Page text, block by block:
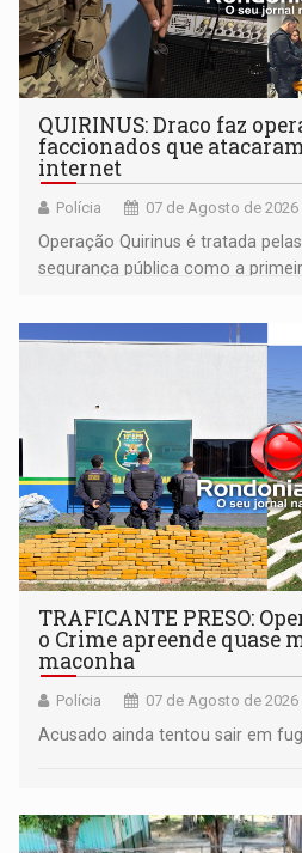
QUIRINUS: Draco faz
faccionados que
internet
Polícia 07 de Agosto de 2026
Operação Quirinus é tratada
segurança pública como a
TRAFICANTE PRESO:
o Crime apreende quase
maconha
Polícia 07 de Agosto de 2026
Acusado ainda tentou sair em